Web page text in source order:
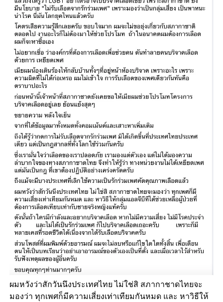
ผมหวังว่าสักวันนึงประเทศไทย ไม่ใช่สิ สภากาชาดไทยจะ
มองว่า ทุกเพศก็มีความเสี่ยงเท่าเทียมกันหมด และ หาวิธีให้